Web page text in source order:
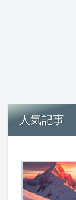
人気記事